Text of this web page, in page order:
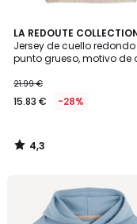
LA REDOUTE
Jersey de cuello
punto grueso, motivo de
21.99 €
15.83 € -28%
4,3
/ 5
4,3
/